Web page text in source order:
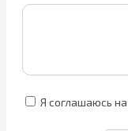
Я соглашаюсь